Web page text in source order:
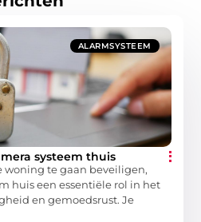
ALARMSYSTEEM
systeem thuis
woning te gaan beveiligen,
huis een essentiële rol in het
en gemoedsrust. Je